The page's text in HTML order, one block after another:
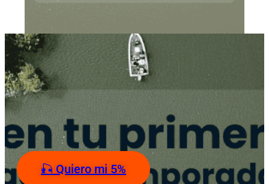
Obtén 5% en tu primera
+ acceso anticipado a temporada
Aplica en viajes y ropa.
Recibe tu código al instante.
🎣 Quiero mi 5%